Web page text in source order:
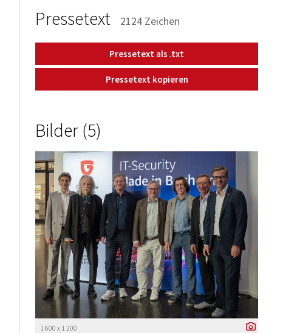
Pressetext 2124 Zeichen
Pressetext als .txt
Pressetext kopieren
Bilder (5)
1 600 x 1 200